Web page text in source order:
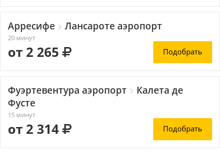
Арресифе Лансароте аэропорт
20 минут
от 2 265 Подобрать
Фуэртевентура аэропорт
Калета де
Фусте
15 минут
от 2 314 Подобрать